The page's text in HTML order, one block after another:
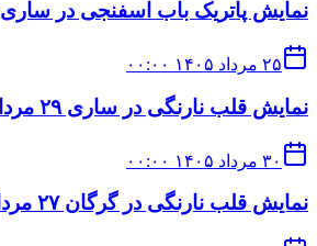
نمایش پاتریک باب اسفنجی در ساری ۲۴ مرداد
۲۵ مرداد ۱۴۰۵ ۰۰:۰۰
نمایش قلب نارنگی در ساری ۲۹ مرداد
۳۰ مرداد ۱۴۰۵ ۰۰:۰۰
نمایش قلب نارنگی در گرگان ۲۷ مرداد